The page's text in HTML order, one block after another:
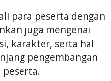
para peserta dengan
juga mengenai
karakter, serta hal
pengembangan
peserta.